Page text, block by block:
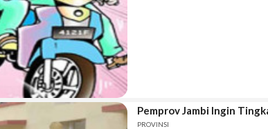
Pemprov Jambi Ingin
PROVINSI